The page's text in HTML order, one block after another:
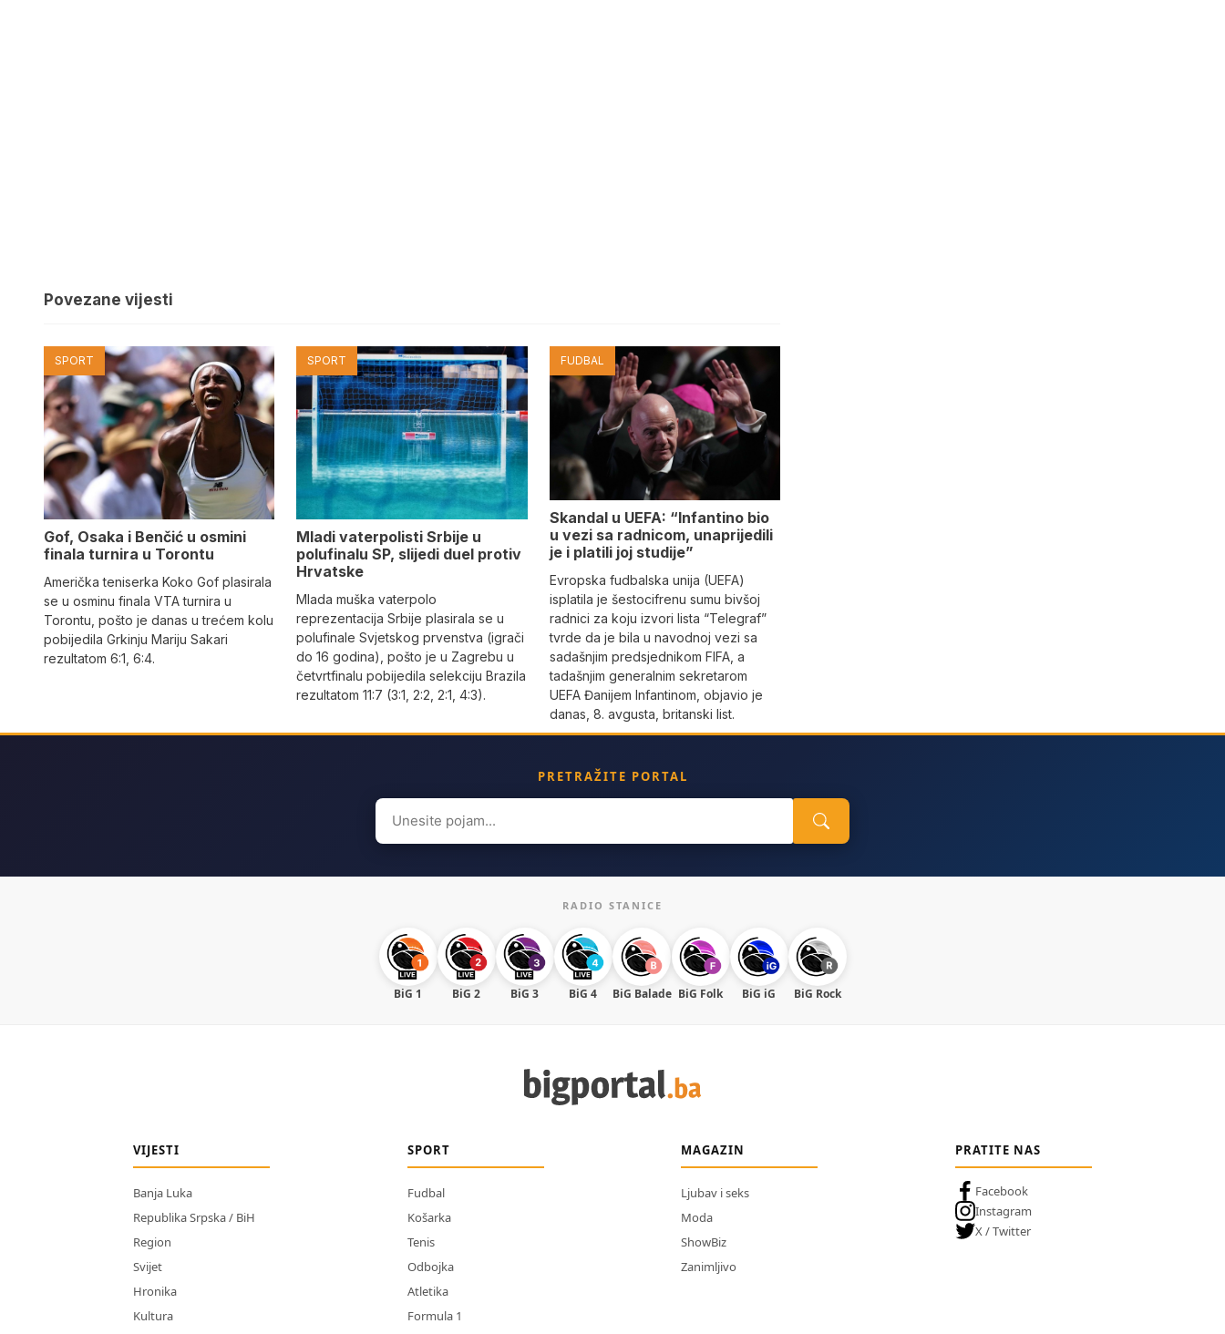
Povezane vijesti
SPORT
Gof, Osaka i Benčić u osmini
finala turnira u Torontu
Američka teniserka Koko Gof plasirala
se u osminu finala VTA turnira u
Torontu, pošto je danas u trećem kolu
pobijedila Grkinju Mariju Sakari
rezultatom 6:1, 6:4.
SPORT
Mladi vaterpolisti Srbije u
polufinalu SP, slijedi duel protiv
Hrvatske
Mlada muška vaterpolo
reprezentacija Srbije plasirala se u
polufinale Svjetskog prvenstva (igrači
do 16 godina), pošto je u Zagrebu u
četvrtfinalu pobijedila selekciju Brazila
rezultatom 11:7 (3:1, 2:2, 2:1, 4:3).
FUDBAL
Skandal u UEFA: “Infantino bio
u vezi sa radnicom, unaprijedili
je i platili joj studije”
Evropska fudbalska unija (UEFA)
isplatila je šestocifrenu sumu bivšoj
radnici za koju izvori lista “Telegraf”
tvrde da je bila u navodnoj vezi sa
sadašnjim predsjednikom FIFA, a
tadašnjim generalnim sekretarom
UEFA Đanijem Infantinom, objavio je
danas, 8. avgusta, britanski list.
PRETRAŽITE PORTAL
Search
for:
RADIO STANICE
BiG 1 BiG 2 BiG 3 BiG 4 BiG Balade BiG Folk BiG iG BiG Rock
VIJESTI
Banja Luka
Republika Srpska / BiH
Region
Svijet
Hronika
Kultura
SPORT
Fudbal
Košarka
Tenis
Odbojka
Atletika
Formula 1
MAGAZIN
Ljubav i seks
Moda
ShowBiz
Zanimljivo
PRATITE NAS
Facebook
Instagram
X / Twitter